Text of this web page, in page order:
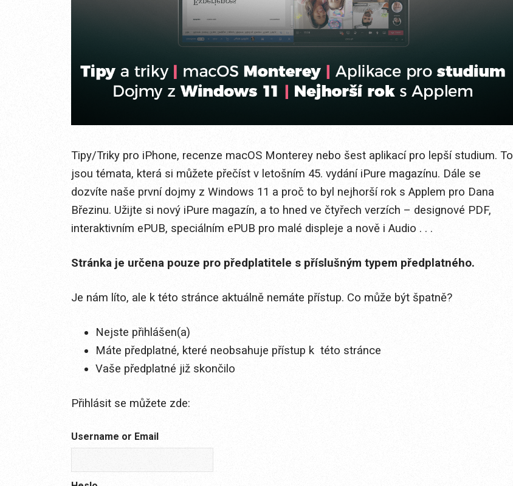
Tipy/Triky pro iPhone, recenze macOS Monterey nebo šest aplikací pro lepší studium. To
jsou témata, která si můžete přečíst v letošním 45. vydání iPure magazínu. Dále se
dozvíte naše první dojmy z Windows 11 a proč to byl nejhorší rok s Applem pro Dana
Březinu. Užijte si nový iPure magazín, a to hned ve čtyřech verzích – designové PDF,
interaktivním ePUB, speciálním ePUB pro malé displeje a nově i Audio . . .
Stránka je určena pouze pro předplatitele s příslušným typem předplatného.
Je nám líto, ale k této stránce aktuálně nemáte přístup. Co může být špatně?
Nejste přihlášen(a)
Máte předplatné, které neobsahuje přístup k této stránce
Vaše předplatné již skončilo
Přihlásit se můžete zde:
Username or Email